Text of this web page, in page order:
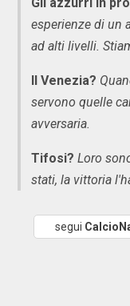
Gli azzurri in
esperienze di un
ad alti livelli.
Il Venezia?
servono quelle
avversaria.
Tifosi? Loro
stati, la vittoria
segui